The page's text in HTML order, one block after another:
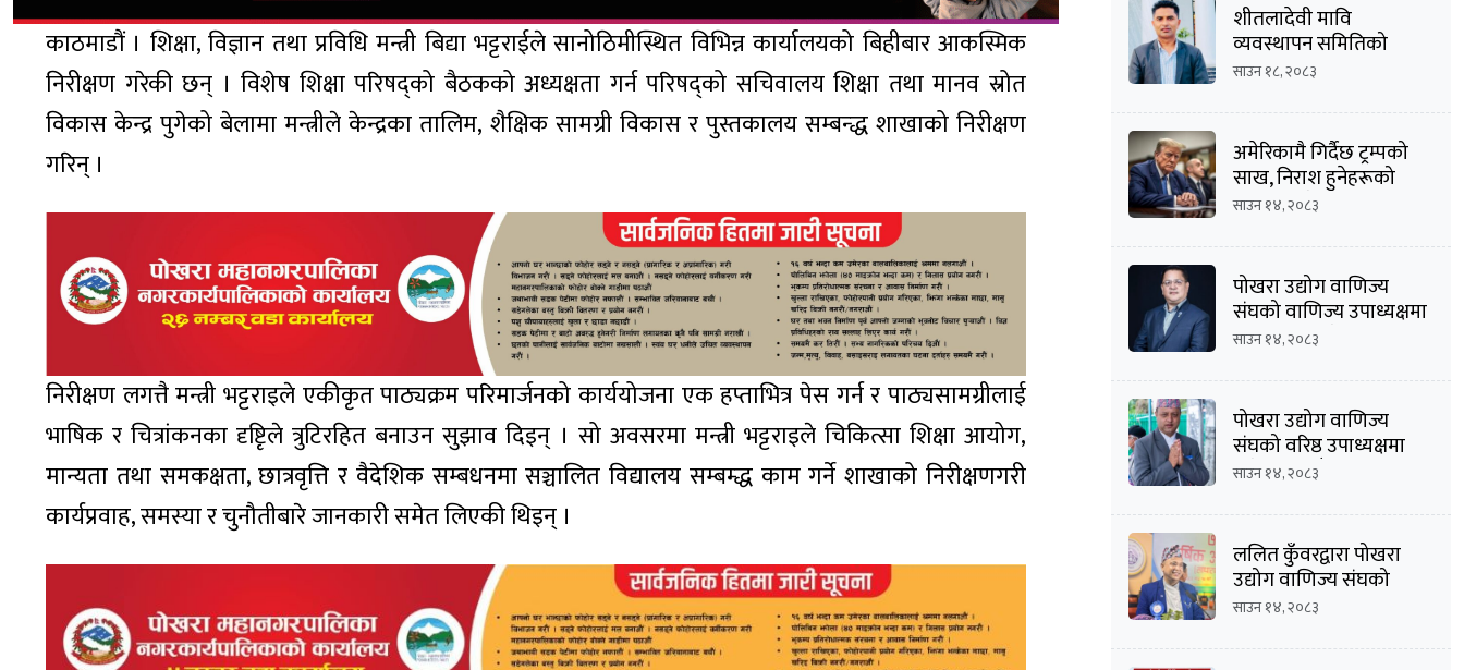
काठमाडौं । शिक्षा, विज्ञान तथा प्रविधि मन्त्री बिद्या भट्टराईले सानोठिमीस्थित विभिन्न कार्यालयको बिहीबार आकस्मिक
निरीक्षण गरेकी छन् । विशेष शिक्षा परिषद्को बैठकको अध्यक्षता गर्न परिषद्को सचिवालय शिक्षा तथा मानव स्रोत
विकास केन्द्र पुगेको बेलामा मन्त्रीले केन्द्रका तालिम, शैक्षिक सामग्री विकास र पुस्तकालय सम्बन्द्ध शाखाको निरीक्षण
गरिन् ।
निरीक्षण लगत्तै मन्त्री भट्टराइले एकीकृत पाठ्यक्रम परिमार्जनको कार्ययोजना एक हप्ताभित्र पेस गर्न र पाठ्यसामग्रीलाई
भाषिक र चित्रांकनका दृष्टिृले त्रुटिरहित बनाउन सुझाव दिइन् । सो अवसरमा मन्त्री भट्टराइले चिकित्सा शिक्षा आयोग,
मान्यता तथा समकक्षता, छात्रवृत्ति र वैदेशिक सम्बधनमा सञ्चालित विद्यालय सम्बम्द्ध काम गर्ने शाखाको निरीक्षणगरी
कार्यप्रवाह, समस्या र चुनौतीबारे जानकारी समेत लिएकी थिइन् ।
शीतलादेवी मावि
व्यवस्थापन समितिको
अध्यक्षमा दीपक कार्की
साउन १८, २०८३
अमेरिकामै गिर्दैछ ट्रम्पको
साख, निराश हुनेहरूको
संख्या बढ्दै
साउन १४, २०८३
पोखरा उद्योग वाणिज्य
संघको वाणिज्य उपाध्यक्षमा
मनोज कुमार श्रेष्ठको
साउन १४, २०८३
पोखरा उद्योग वाणिज्य
संघको वरिष्ठ उपाध्यक्षमा
दिनेशचन्द्र बाँस्तोलाको
साउन १४, २०८३
ललित कुँवरद्वारा पोखरा
उद्योग वाणिज्य संघको
उद्योग उपाध्यक्ष पदमा
साउन १४, २०८३